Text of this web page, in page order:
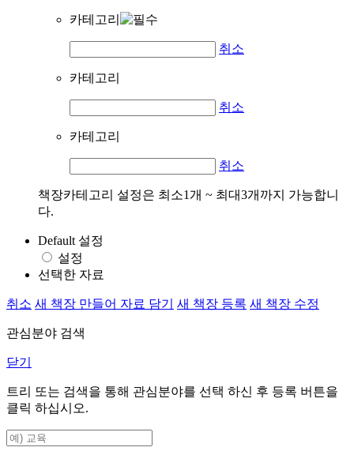
카테고리
취소
카테고리
취소
카테고리
취소
책장카테고리 설정은 최소1개 ~ 최대3개까지 가능합니
다.
Default 설정
설정
선택한 자료
취소 새 책장 만들어 자료 담기 새 책장 등록 새 책장 수정
관심분야 검색
닫기
트리 또는 검색을 통해 관심분야를 선택 하신 후 등록 버튼을
클릭 하십시오.